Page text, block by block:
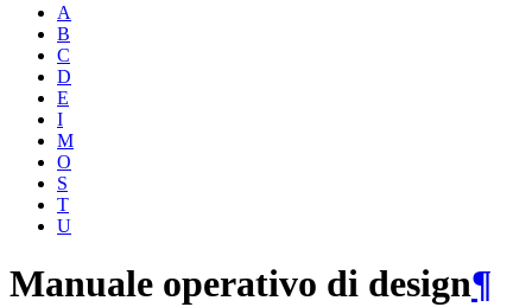
A
B
C
D
E
I
M
O
S
T
U
Manuale operativo di design¶